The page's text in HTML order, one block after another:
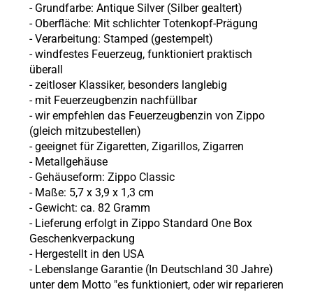
- Grundfarbe: Antique Silver (Silber gealtert)
- Oberfläche: Mit schlichter Totenkopf-Prägung
- Verarbeitung: Stamped (gestempelt)
- windfestes Feuerzeug, funktioniert praktisch
überall
- zeitloser Klassiker, besonders langlebig
- mit Feuerzeugbenzin nachfüllbar
- wir empfehlen das Feuerzeugbenzin von Zippo
(gleich mitzubestellen)
- geeignet für Zigaretten, Zigarillos, Zigarren
- Metallgehäuse
- Gehäuseform: Zippo Classic
- Maße: 5,7 x 3,9 x 1,3 cm
- Gewicht: ca. 82 Gramm
- Lieferung erfolgt in Zippo Standard One Box
Geschenkverpackung
- Hergestellt in den USA
- Lebenslange Garantie (In Deutschland 30 Jahre)
unter dem Motto "es funktioniert, oder wir reparieren